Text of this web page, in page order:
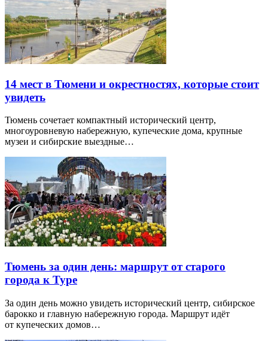
14 мест в Тюмени и окрестностях, которые стоит
увидеть
Тюмень сочетает компактный исторический центр,
многоуровневую набережную, купеческие дома, крупные
музеи и сибирские выездные…
Тюмень за один день: маршрут от старого
города к Туре
За один день можно увидеть исторический центр, сибирское
барокко и главную набережную города. Маршрут идёт
от купеческих домов…